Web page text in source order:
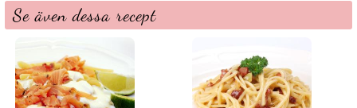
Se även dessa recept